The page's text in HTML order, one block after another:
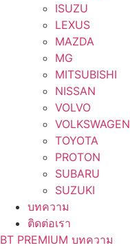
ISUZU
LEXUS
MAZDA
MG
MITSUBISHI
NISSAN
VOLVO
VOLKSWAGEN
TOYOTA
PROTON
SUBARU
SUZUKI
บทความ
ติดต่อเรา
BT PREMIUM บทความ